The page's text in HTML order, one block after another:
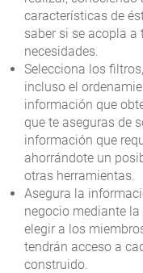
características de
saber si se acopla a
necesidades.
Selecciona los
incluso el
información que
que te aseguras de
información que
ahorrándote un
otras herramientas.
Asegura la
negocio mediante
elegir a los
tendrán acceso a
construido.